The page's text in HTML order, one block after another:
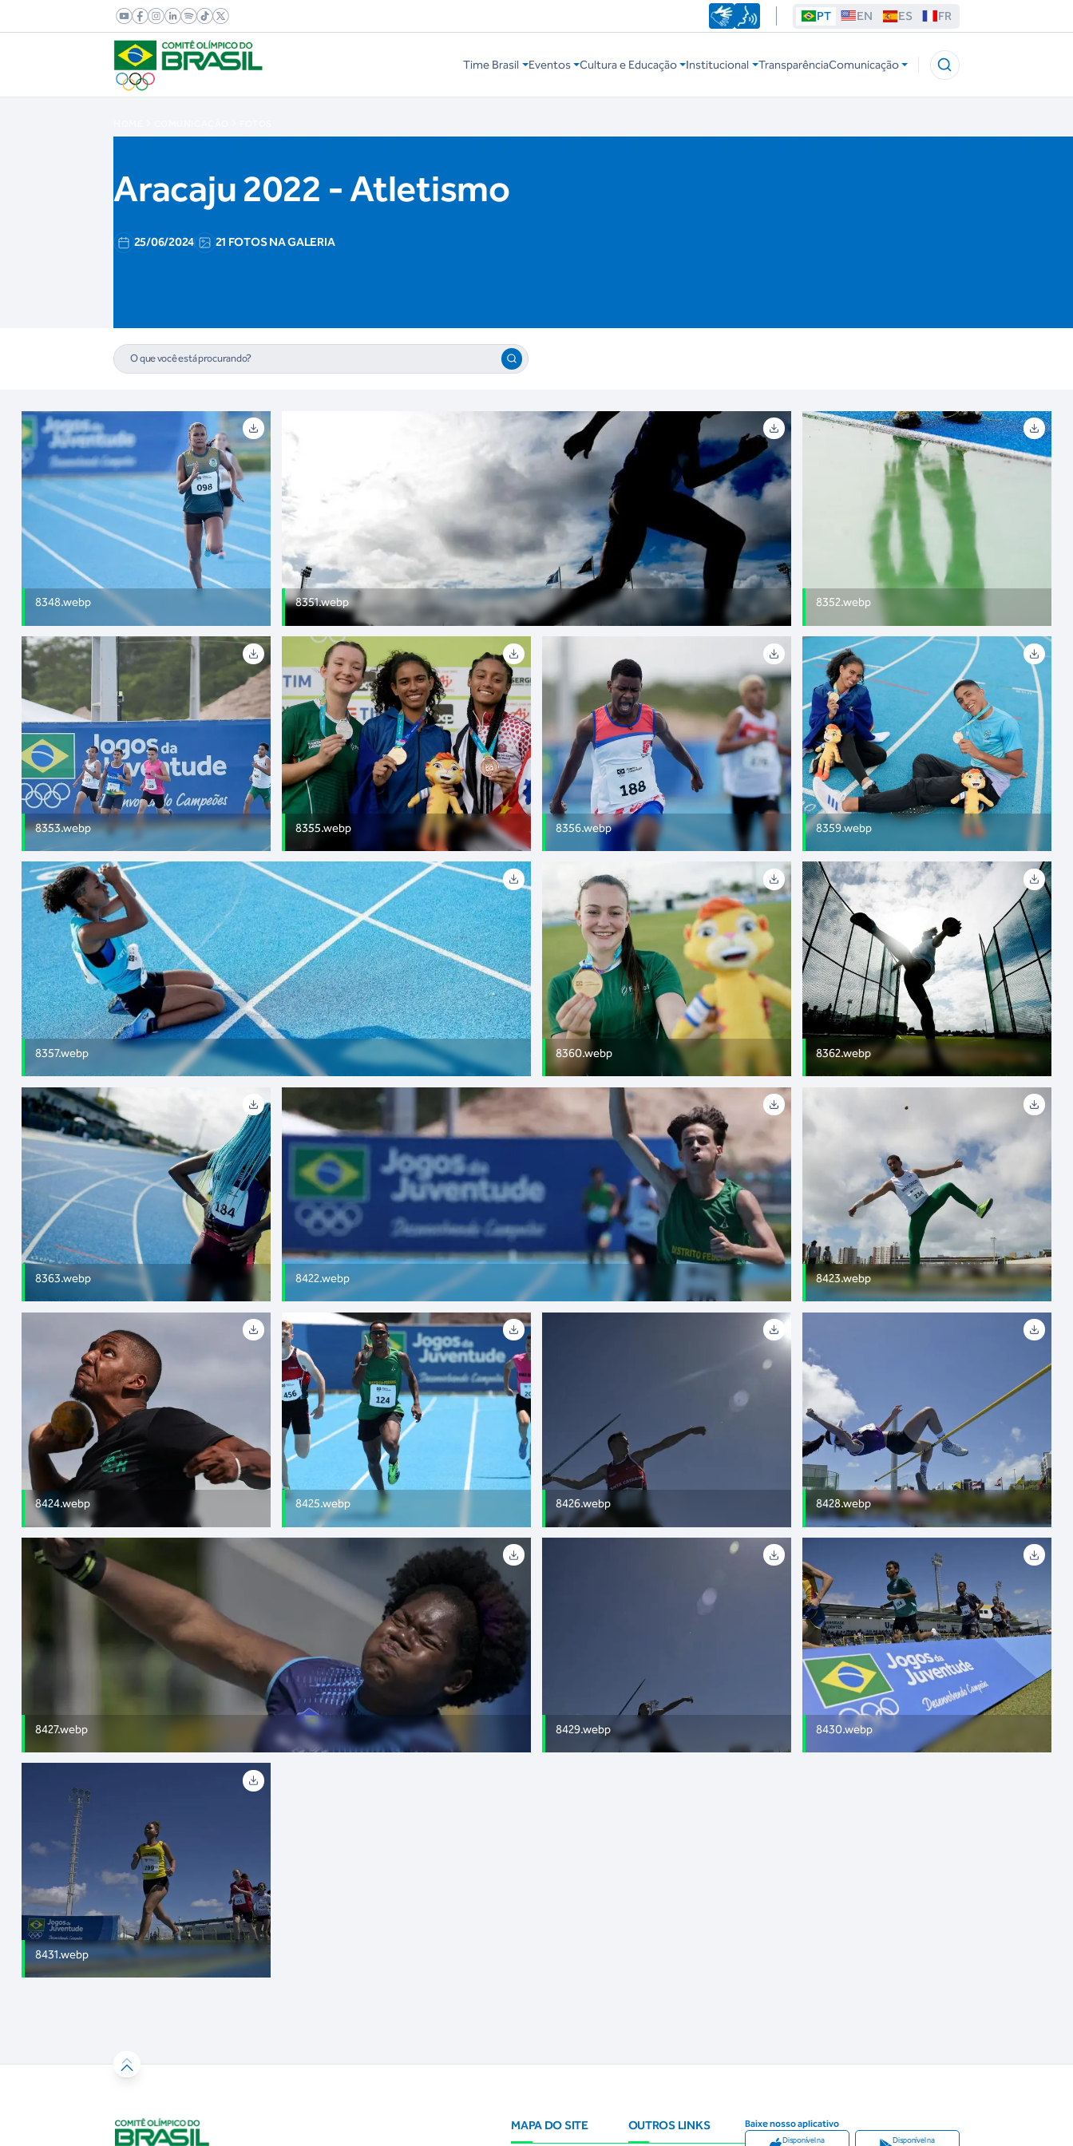
PT EN ES FR
Time Brasil Eventos Cultura e Educação Institucional TransparênciaComunicação
Aracaju 2022 - Atletismo
25/06/2024 21 FOTOS NA GALERIA
8348.webp 8351.webp 8352.webp
8353.webp 8355.webp 8356.webp
8357.webp
8359.webp
8360.webp 8362.webp
8363.webp 8422.webp 8423.webp
8424.webp 8425.webp 8426.webp
8427.webp
8428.webp
8429.webp 8430.webp
8431.webp
MAPA DO SITE OUTROS LINKS Baixe nosso aplicativo
Disponível na
Disponível na